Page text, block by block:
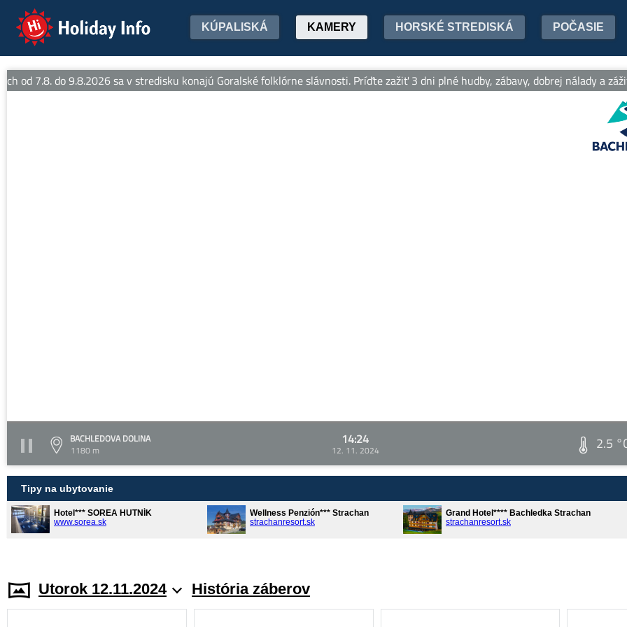
Holiday Info KÚPALISKÁ KAMERY HORSKÉ STREDISKÁ POČASIE
7.8. do 9.8.2026 sa v stredisku konajú Goralské folklórne slávnosti. Príďte zažiť 3 dni plné hudby, zábavy, dobrej nálady a
BACHLEDOVA DOLINA
1180 m
14:24
12. 11. 2024 2.5
Tipy na ubytovanie
Hotel*** SOREA HUTNÍK
www.sorea.sk
Wellness Penzión*** Strachan
strachanresort.sk
Grand Hotel**** Bachledka Strachan
strachanresort.sk
Utorok 12.11.2024 História záberov